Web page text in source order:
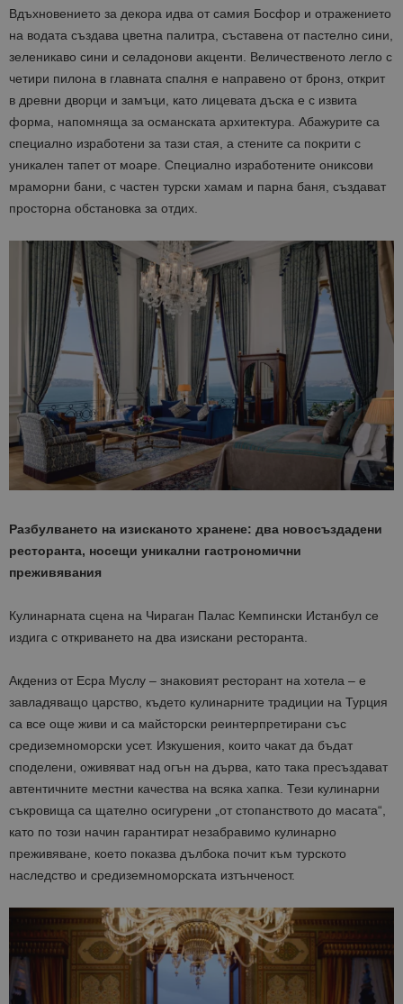
Вдъхновението за декора идва от самия Босфор и отражението
на водата създава цветна палитра, съставена от пастелно сини,
зеленикаво сини и селадонови акценти. Величественото легло с
четири пилона в главната спалня е направено от бронз, открит
в древни дворци и замъци, като лицевата дъска е с извита
форма, напомняща за османската архитектура. Абажурите са
специално изработени за тази стая, а стените са покрити с
уникален тапет от моаре. Специално изработените ониксови
мраморни бани, с частен турски хамам и парна баня, създават
просторна обстановка за отдих.
Разбулването на изисканото хранене: два новосъздадени
ресторанта, носещи уникални гастрономични
преживявания
Кулинарната сцена на Чираган Палас Кемпински Истанбул се
издига с откриването на два изискани ресторанта.
Акдениз от Есра Муслу – знаковият ресторант на хотела – е
завладяващо царство, където кулинарните традиции на Турция
са все още живи и са майсторски реинтерпретирани със
средиземноморски усет. Изкушения, които чакат да бъдат
споделени, оживяват над огън на дърва, като така пресъздават
автентичните местни качества на всяка хапка. Тези кулинарни
съкровища са щателно осигурени „от стопанството до масата“,
като по този начин гарантират незабравимо кулинарно
преживяване, което показва дълбока почит към турското
наследство и средиземноморската изтънченост.